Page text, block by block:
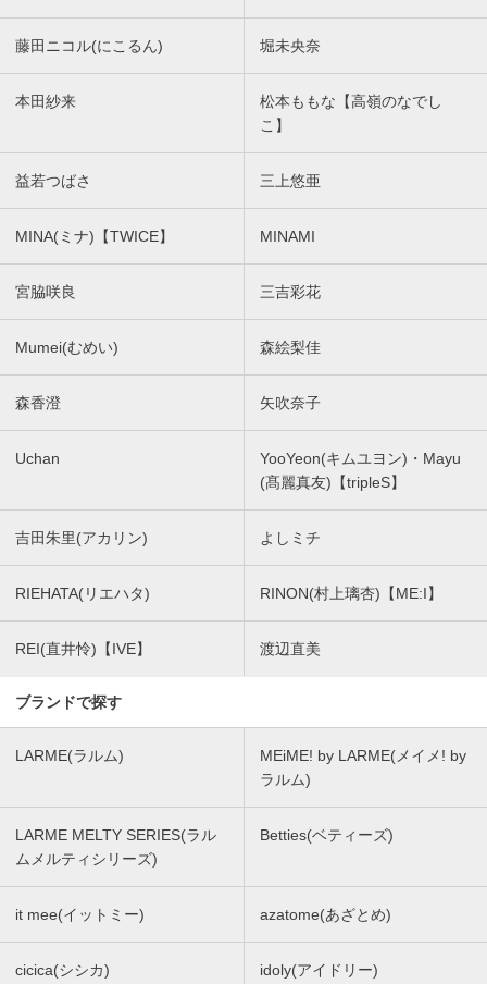
藤田ニコル(にこるん) 堀未央奈
本田紗来
松本ももな【高嶺のなでし
こ】
益若つばさ 三上悠亜
MINA(ミナ)【TWICE】 MINAMI
宮脇咲良 三吉彩花
Mumei(むめい) 森絵梨佳
森香澄 矢吹奈子
Uchan
YooYeon(キムユヨン)・Mayu
(髙麗真友)【tripleS】
吉田朱里(アカリン) よしミチ
RIEHATA(リエハタ) RINON(村上璃杏)【ME:I】
REI(直井怜)【IVE】 渡辺直美
ブランドで探す
LARME(ラルム)
MEiME! by LARME(メイメ! by
ラルム)
LARME MELTY SERIES(ラル
ムメルティシリーズ)
Betties(ベティーズ)
it mee(イットミー) azatome(あざとめ)
cicica(シシカ) idoly(アイドリー)